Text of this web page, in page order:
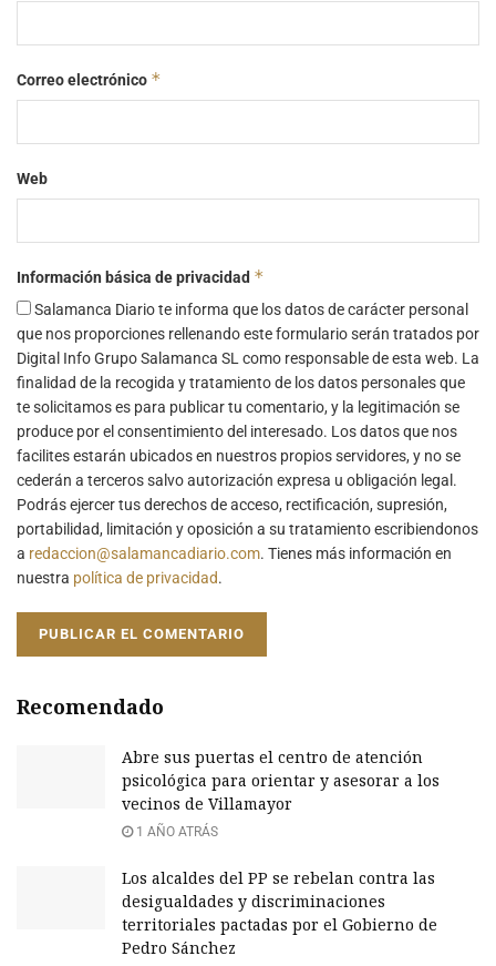
Correo electrónico *
Web
Información básica de privacidad *
Salamanca Diario te informa que los datos de carácter personal
que nos proporciones rellenando este formulario serán tratados por
Digital Info Grupo Salamanca SL como responsable de esta web. La
finalidad de la recogida y tratamiento de los datos personales que
te solicitamos es para publicar tu comentario, y la legitimación se
produce por el consentimiento del interesado. Los datos que nos
facilites estarán ubicados en nuestros propios servidores, y no se
cederán a terceros salvo autorización expresa u obligación legal.
Podrás ejercer tus derechos de acceso, rectificación, supresión,
portabilidad, limitación y oposición a su tratamiento escribiendonos
a redaccion@salamancadiario.com. Tienes más información en
nuestra política de privacidad.
Recomendado
Abre sus puertas el centro de atención
psicológica para orientar y asesorar a los
vecinos de Villamayor
1 AÑO ATRÁS
Los alcaldes del PP se rebelan contra las
desigualdades y discriminaciones
territoriales pactadas por el Gobierno de
Pedro Sánchez